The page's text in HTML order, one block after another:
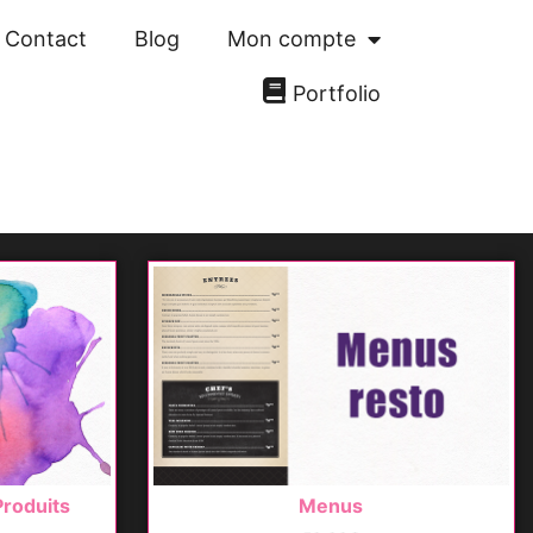
Contact Blog Mon compte
Portfolio
Menus